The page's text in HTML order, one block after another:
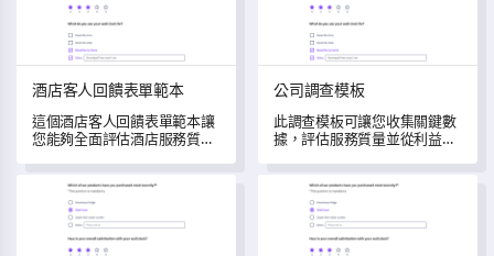
酒店客人回饋表單範本
這個酒店客人回饋表單範本讓
您能夠全面評估酒店服務質
驗。
公司調查模板
此調查模板可讓您收集關鍵數
據，評估服務質量並從利益相
員工滿意度調查模板 RSVP 表單範本